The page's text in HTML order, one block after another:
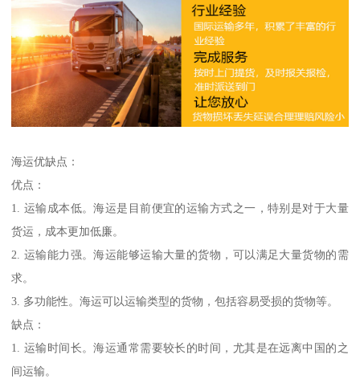
海运优缺点：
优点：
1. 运输成本低。海运是目前便宜的运输方式之一，特别是对于大量
货运，成本更加低廉。
2. 运输能力强。海运能够运输大量的货物，可以满足大量货物的需
求。
3. 多功能性。海运可以运输类型的货物，包括容易受损的货物等。
缺点：
1. 运输时间长。海运通常需要较长的时间，尤其是在远离中国的之
间运输。